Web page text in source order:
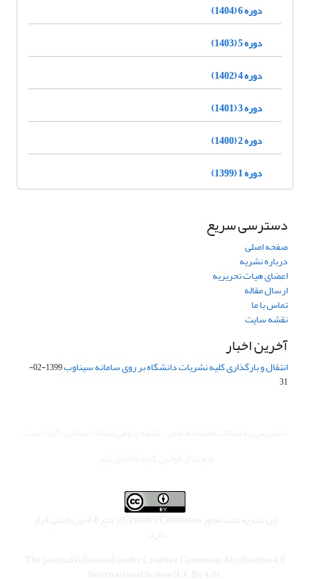
دوره 6 (1404)
دوره 5 (1403)
دوره 4 (1402)
دوره 3 (1401)
دوره 2 (1400)
دوره 1 (1399)
دسترسی سریع
صفحه اصلی
درباره نشریه
اعضای هیات تحریریه
ارسال مقاله
تماس با ما
نقشه سایت
آخرین اخبار
انتقال و بارگذاری کلیه نشریات دانشگاه بر روی سامانه سیناوب
1399-02-
31